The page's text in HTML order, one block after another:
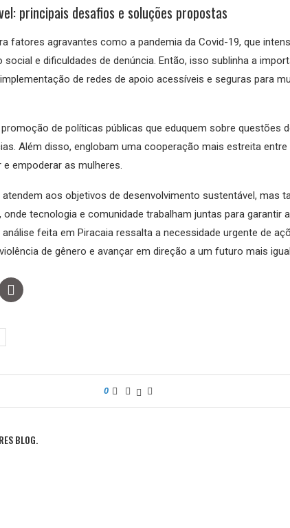
principais desafios e soluções propostas
fatores agravantes como a pandemia da Covid-19, que
e dificuldades de denúncia. Então, isso sublinha a
de redes de apoio acessíveis e seguras para
de políticas públicas que eduquem sobre questões
Além disso, englobam uma cooperação mais estreita
empoderar as mulheres.
aos objetivos de desenvolvimento sustentável, mas
tecnologia e comunidade trabalham juntas para garantir a
feita em Piracaia ressalta a necessidade urgente de
de gênero e avançar em direção a um futuro mais
0
BLOG.